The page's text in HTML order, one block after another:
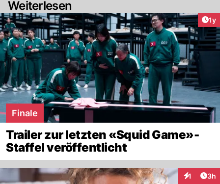
Weiterlesen
1y
Finale
Trailer zur letzten «Squid Game»-
Staffel veröffentlicht
1 3h